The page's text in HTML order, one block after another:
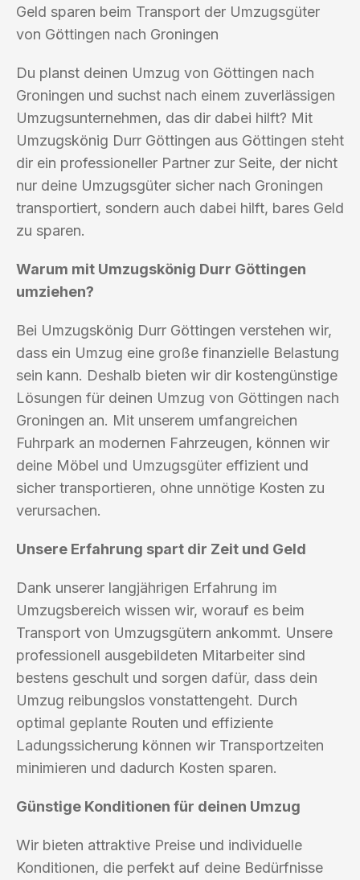
Geld sparen beim Transport der Umzugsgüter
von Göttingen nach Groningen
Du planst deinen Umzug von Göttingen nach
Groningen und suchst nach einem zuverlässigen
Umzugsunternehmen, das dir dabei hilft? Mit
Umzugskönig Durr Göttingen aus Göttingen steht
dir ein professioneller Partner zur Seite, der nicht
nur deine Umzugsgüter sicher nach Groningen
transportiert, sondern auch dabei hilft, bares Geld
zu sparen.
Warum mit Umzugskönig Durr Göttingen
umziehen?
Bei Umzugskönig Durr Göttingen verstehen wir,
dass ein Umzug eine große finanzielle Belastung
sein kann. Deshalb bieten wir dir kostengünstige
Lösungen für deinen Umzug von Göttingen nach
Groningen an. Mit unserem umfangreichen
Fuhrpark an modernen Fahrzeugen, können wir
deine Möbel und Umzugsgüter effizient und
sicher transportieren, ohne unnötige Kosten zu
verursachen.
Unsere Erfahrung spart dir Zeit und Geld
Dank unserer langjährigen Erfahrung im
Umzugsbereich wissen wir, worauf es beim
Transport von Umzugsgütern ankommt. Unsere
professionell ausgebildeten Mitarbeiter sind
bestens geschult und sorgen dafür, dass dein
Umzug reibungslos vonstattengeht. Durch
optimal geplante Routen und effiziente
Ladungssicherung können wir Transportzeiten
minimieren und dadurch Kosten sparen.
Günstige Konditionen für deinen Umzug
Wir bieten attraktive Preise und individuelle
Konditionen, die perfekt auf deine Bedürfnisse